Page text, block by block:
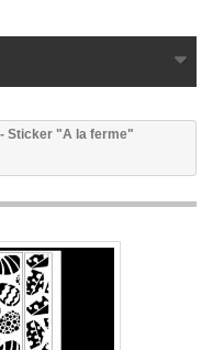
Sticker "A la ferme"